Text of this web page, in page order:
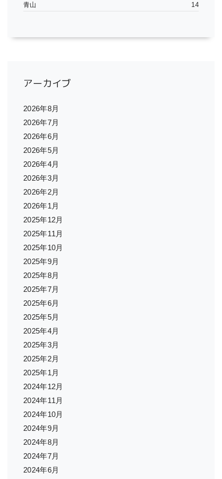
青山 14
アーカイブ
2026年8月
2026年7月
2026年6月
2026年5月
2026年4月
2026年3月
2026年2月
2026年1月
2025年12月
2025年11月
2025年10月
2025年9月
2025年8月
2025年7月
2025年6月
2025年5月
2025年4月
2025年3月
2025年2月
2025年1月
2024年12月
2024年11月
2024年10月
2024年9月
2024年8月
2024年7月
2024年6月